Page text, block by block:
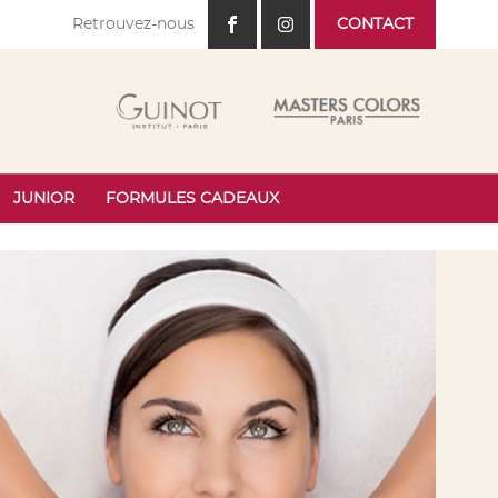
Retrouvez-nous
FacebookInstagram
CONTACT
JUNIOR FORMULES CADEAUX